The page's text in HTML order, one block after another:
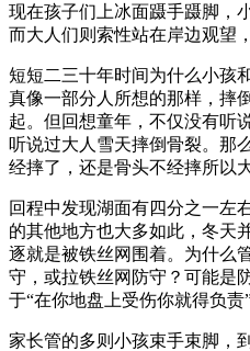
现在孩子们上冰面蹑手蹑脚，
而大人们则索性站在岸边观望
短短二三十年时间为什么小孩
真像一部分人所想的那样，摔
起。但回想童年，不仅没有听
听说过大人雪天摔倒骨裂。那
经摔了，还是骨头不经摔所以
回程中发现湖面有四分之一左
的其他地方也大多如此，冬天
逐就是被铁丝网围着。为什么
守，或拉铁丝网防守？可能是
于“在你地盘上受伤你就得负责
家长管的多则小孩束手束脚，